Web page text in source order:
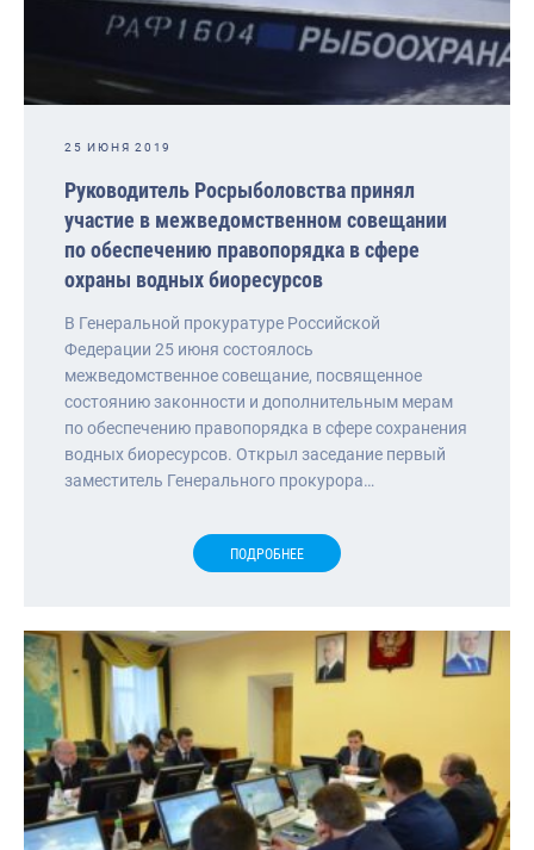
25 ИЮНЯ 2019
Руководитель Росрыболовства принял
участие в межведомственном совещании
по обеспечению правопорядка в сфере
охраны водных биоресурсов
В Генеральной прокуратуре Российской
Федерации 25 июня состоялось
межведомственное совещание, посвященное
состоянию законности и дополнительным мерам
по обеспечению правопорядка в сфере сохранения
водных биоресурсов. Открыл заседание первый
заместитель Генерального прокурора…
ПОДРОБНЕЕ